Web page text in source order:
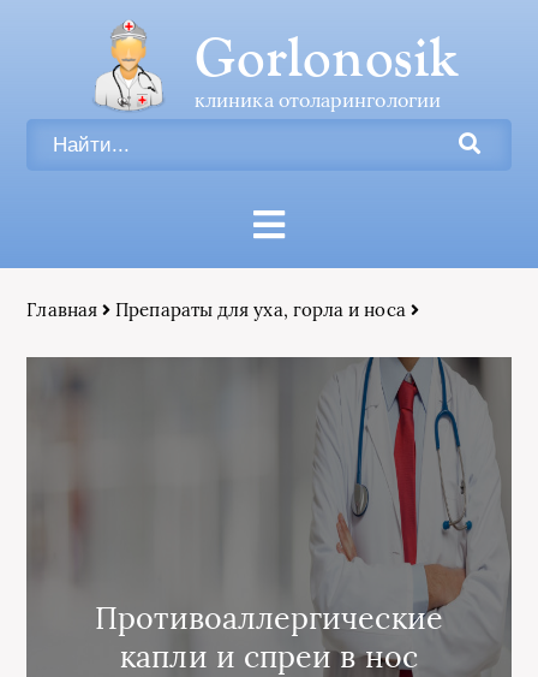
Gorlonosik
клиника отоларингологии
Главная Препараты для уха, горла и носа
Противоаллергические
капли и спреи в нос